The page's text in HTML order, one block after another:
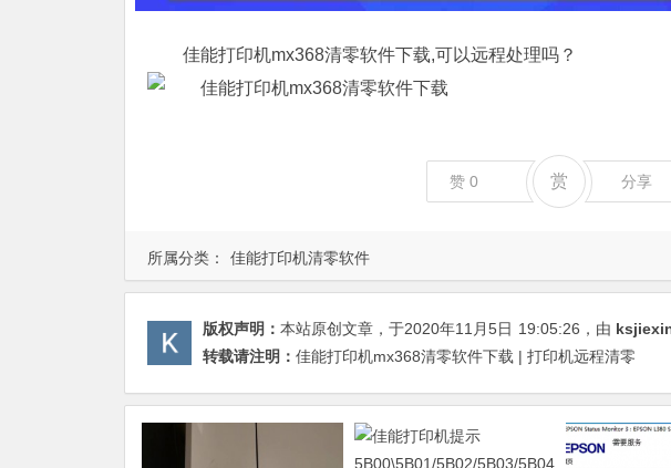
所属分类： 佳能打印机清零软件
佳能打印机mx368清零软件下载,可以远程处理吗？
赞 0 赏 分享
版权声明： 本站原创文章，于2020年11月5日 19:05:26 ，由
转载请注明： 佳能打印机mx368清零软件下载 | 打印机远程清零